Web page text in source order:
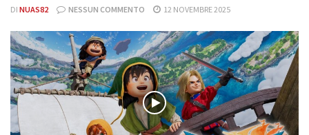
DI NUAS82 NESSUN COMMENTO 12 NOVEMBRE 2025